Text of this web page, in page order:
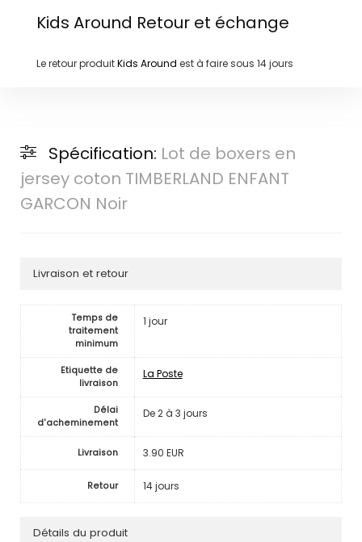
Kids Around Retour et échange
Le retour produitKids Around est à faire sous 14 jours
Spécification: Lot de boxers en
jersey coton TIMBERLAND ENFANT
GARCON Noir
Livraison et retour
Temps de
traitement
minimum
1 jour
Etiquette de
livraison
La Poste
Délai
d'acheminement
De 2 à 3 jours
Livraison 3.90 EUR
Retour 14 jours
Détails du produit